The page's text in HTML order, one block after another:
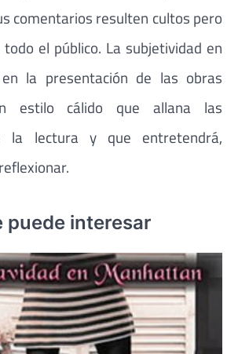
comentarios resulten cultos pero
el público. La subjetividad en
la presentación de las obras
estilo cálido que allana las
la lectura y que entretendrá,
puede interesar